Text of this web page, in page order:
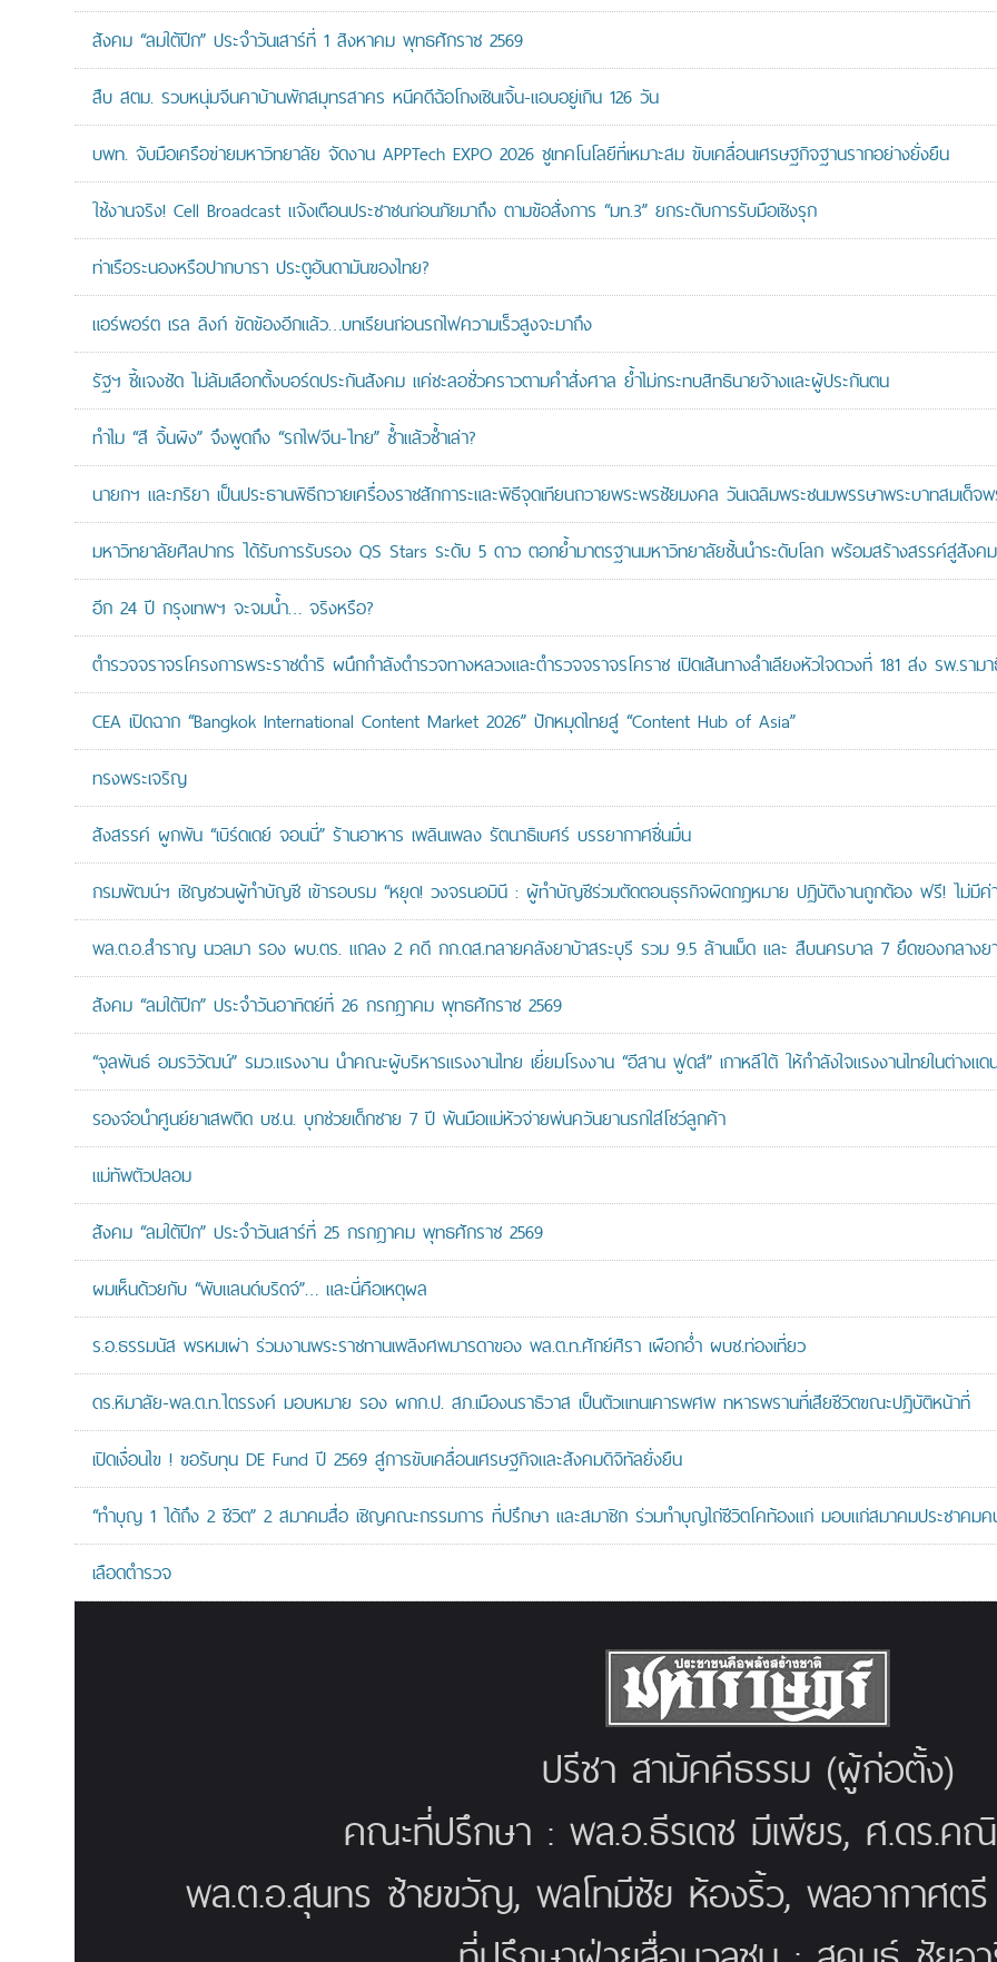
สังคม “ลมใต้ปีก” ประจำวันเสาร์ที่ 1 สิงหาคม พุทธศักราช 2569
สืบ สตม. รวบหนุ่มจีนคาบ้านพักสมุทรสาคร หนีคดีฉ้อโกงเซินเจิ้น-แอบอยู่เกิน 126 วัน
บพท. จับมือเครือข่ายมหาวิทยาลัย จัดงาน APPTech EXPO 2026 ชูเทคโนโลยีที่เหมาะสม ขับเคลื่อนเศรษฐกิจฐานรากอย่างยั่งยืน
ใช้งานจริง! Cell Broadcast แจ้งเตือนประชาชนก่อนภัยมาถึง ตามข้อสั่งการ “มท.3” ยกระดับการรับมือเชิงรุก
ท่าเรือระนองหรือปากบารา ประตูอันดามันของไทย?
แอร์พอร์ต เรล ลิงก์ ขัดข้องอีกแล้ว…บทเรียนก่อนรถไฟความเร็วสูงจะมาถึง
รัฐฯ ชี้แจงชัด ไม่ล้มเลือกตั้งบอร์ดประกันสังคม แค่ชะลอชั่วคราวตามคำสั่งศาล ย้ำไม่กระทบสิทธินายจ้างและผู้ประกันตน
ทำไม “สี จิ้นผิง” จึงพูดถึง “รถไฟจีน-ไทย” ซ้ำแล้วซ้ำเล่า?
นายกฯ และภริยา เป็นประธานพิธีถวายเครื่องราชสักการะและพิธีจุดเทียนถวายพระพรชัยมงคล วันเฉลิมพระชนมพรรษาพระบาทสมเด็จพ
มหาวิทยาลัยศิลปากร ได้รับการรับรอง QS Stars ระดับ 5 ดาว ตอกย้ำมาตรฐานมหาวิทยาลัยชั้นนำระดับโลก พร้อมสร้างสรรค์สู่สังค
อีก 24 ปี กรุงเทพฯ จะจมน้ำ… จริงหรือ?
ตำรวจจราจรโครงการพระราชดำริ ผนึกกำลังตำรวจทางหลวงและตำรวจจราจรโคราช เปิดเส้นทางลำเลียงหัวใจดวงที่ 181 ส่ง รพ.ราม
CEA เปิดฉาก “Bangkok International Content Market 2026” ปักหมุดไทยสู่ “Content Hub of Asia”
ทรงพระเจริญ
สังสรรค์ ผูกพัน “เบิร์ดเดย์ จอนนี่” ร้านอาหาร เพลินเพลง รัตนาธิเบศร์ บรรยากาศชื่นมื่น
กรมพัฒน์ฯ เชิญชวนผู้ทำบัญชี เข้ารอบรม “หยุด! วงจรนอมินี : ผู้ทำบัญชีร่วมตัดตอนธุรกิจผิดกฎหมาย ปฏิบัติงานถูกต้อง ฟรี! ไม่มีค่า
พล.ต.อ.สำราญ นวลมา รอง ผบ.ตร. แถลง 2 คดี กก.ดส.ทลายคลังยาบ้าสระบุรี รวม 9.5 ล้านเม็ด และ สืบนครบาล 7 ยึดของกลางย
สังคม “ลมใต้ปีก” ประจำวันอาทิตย์ที่ 26 กรกฎาคม พุทธศักราช 2569
“จุลพันธ์ อมรวิวัฒน์” รมว.แรงงาน นำคณะผู้บริหารแรงงานไทย เยี่ยมโรงงาน “อีสาน ฟูดส์” เกาหลีใต้ ให้กำลังใจแรงงานไทยในต่างแด
รองจ๋อนำศูนย์ยาเสพติด บช.น. บุกช่วยเด็กชาย 7 ปี พ้นมือแม่หัวจ่ายพ่นควันยานรกใส่โชว์ลูกค้า
แม่ทัพตัวปลอม
สังคม “ลมใต้ปีก” ประจำวันเสาร์ที่ 25 กรกฎาคม พุทธศักราช 2569
ผมเห็นด้วยกับ “พับแลนด์บริดจ์”… และนี่คือเหตุผล
ร.อ.ธรรมนัส พรหมเผ่า ร่วมงานพระราชทานเพลิงศพมารดาของ พล.ต.ท.ศักย์ศิรา เผือกอ่ำ ผบช.ท่องเที่ยว
ดร.หิมาลัย-พล.ต.ท.ไตรรงค์ มอบหมาย รอง ผกก.ป. สภ.เมืองนราธิวาส เป็นตัวแทนเคารพศพ ทหารพรานที่เสียชีวิตขณะปฏิบัติหน้าที่
เปิดเงื่อนไข ! ขอรับทุน DE Fund ปี 2569 สู่การขับเคลื่อนเศรษฐกิจและสังคมดิจิทัลยั่งยืน
“ทำบุญ 1 ได้ถึง 2 ชีวิต” 2 สมาคมสื่อ เชิญคณะกรรมการ ที่ปรึกษา และสมาชิก ร่วมทำบุญไถ่ชีวิตโคท้องแก่ มอบแก่สมาคมประชาคมค
เลือดตำรวจ
ปรีชา สามัคคีธรรม (ผู้ก่อตั้ง)
คณะที่ปรึกษา : พล.อ.ธีรเดช มีเพียร, ศ.ดร.
พล.ต.อ.สุนทร ซ้ายขวัญ, พลโทมีชัย ห้องริ้ว, พลอากาศ